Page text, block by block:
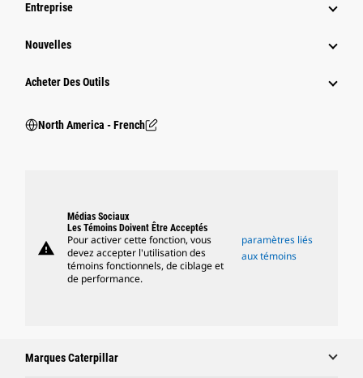
Entreprise
Nouvelles
Acheter Des Outils
North America - French
warning
Médias Sociaux
Les Témoins Doivent Être Acceptés
Pour activer cette fonction, vous
devez accepter l'utilisation des
témoins fonctionnels, de ciblage et
de performance.
paramètres liés
aux témoins
Marques Caterpillar